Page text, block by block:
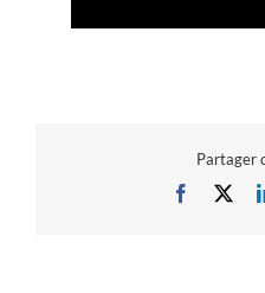
Partager
Facebook